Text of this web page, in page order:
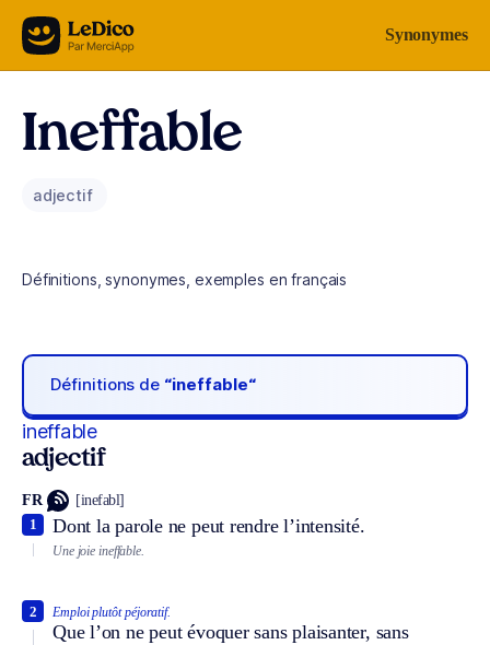
Aller au contenu Synonymes
Ineffable
adjectif
Définitions, synonymes, exemples en français
Définitions de “ineffable“
ineffable
adjectif
FR [inefabl]
Dont la parole ne peut rendre l’intensité.
1
Une joie ineffable.
Emploi plutôt péjoratif.
Que l’on ne peut évoquer sans plaisanter, sans
2